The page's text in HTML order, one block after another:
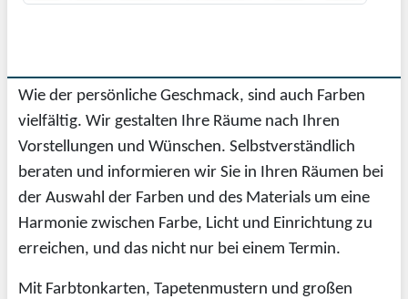
Wie der persönliche Geschmack, sind auch Farben
vielfältig. Wir gestalten Ihre Räume nach Ihren
Vorstellungen und Wünschen. Selbstverständlich
beraten und informieren wir Sie in Ihren Räumen bei
der Auswahl der Farben und des Materials um eine
Harmonie zwischen Farbe, Licht und Einrichtung zu
erreichen, und das nicht nur bei einem Termin.
Mit Farbtonkarten, Tapetenmustern und großen